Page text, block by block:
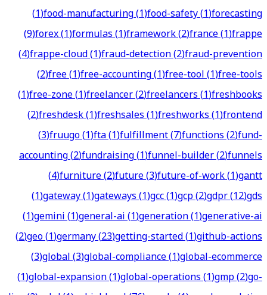
(1)food-manufacturing(1)food-safety(1)forecasting
(9)forex(1)formulas(1)framework(2)france(1)frappe
(4)frappe-cloud(1)fraud-detection(2)fraud-prevention
(2)free(1)free-accounting(1)free-tool(1)free-tools
(1)free-zone(1)freelancer(2)freelancers(1)freshbooks
(2)freshdesk(1)freshsales(1)freshworks(1)frontend
(3)fruugo(1)fta(1)fulfillment(7)functions(2)fund-
accounting(2)fundraising(1)funnel-builder(2)funnels
(4)furniture(2)future(3)future-of-work(1)gantt
(1)gateway(1)gateways(1)gcc(1)gcp(2)gdpr(12)gds
(1)gemini(1)general-ai(1)generation(1)generative-ai
(2)geo(1)germany(23)getting-started(1)github-actions
(3)global(3)global-compliance(1)global-ecommerce
(1)global-expansion(1)global-operations(1)gmp(2)go-